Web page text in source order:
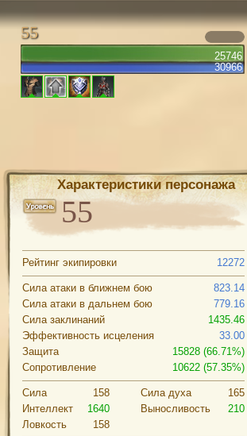
25746
30966
55
Характеристики персонажа
Рейтинг экипировки 12272
Сила атаки в ближнем бою
823.14
Сила атаки в дальнем бою
779.16
Сила заклинаний
1435.46
Эффективность исцеления
33.00
Защита
15828 (66.71%)
Сопротивление
10622 (57.35%)
Сила
158
Интеллект
1640
Ловкость
158
Cила духа
165
Выносливость
210